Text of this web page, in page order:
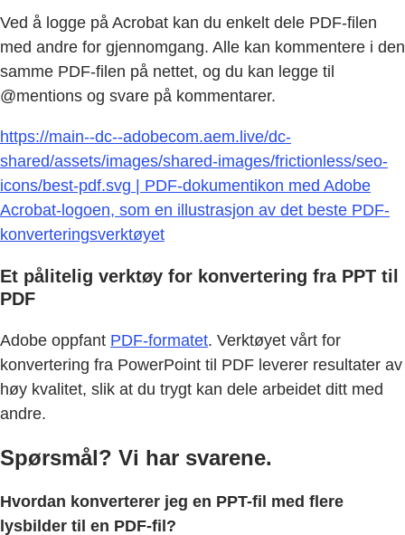
Ved å logge på Acrobat kan du enkelt dele PDF-filen
med andre for gjennomgang. Alle kan kommentere i den
samme PDF-filen på nettet, og du kan legge til
@mentions og svare på kommentarer.
https://main--dc--adobecom.aem.live/dc-
shared/assets/images/shared-images/frictionless/seo-
icons/best-pdf.svg | PDF-dokumentikon med Adobe
Acrobat-logoen, som en illustrasjon av det beste PDF-
konverteringsverktøyet
Et pålitelig verktøy for konvertering fra PPT til
PDF
Adobe oppfant PDF-formatet. Verktøyet vårt for
konvertering fra PowerPoint til PDF leverer resultater av
høy kvalitet, slik at du trygt kan dele arbeidet ditt med
andre.
Spørsmål? Vi har svarene.
Hvordan konverterer jeg en PPT-fil med flere
lysbilder til en PDF-fil?